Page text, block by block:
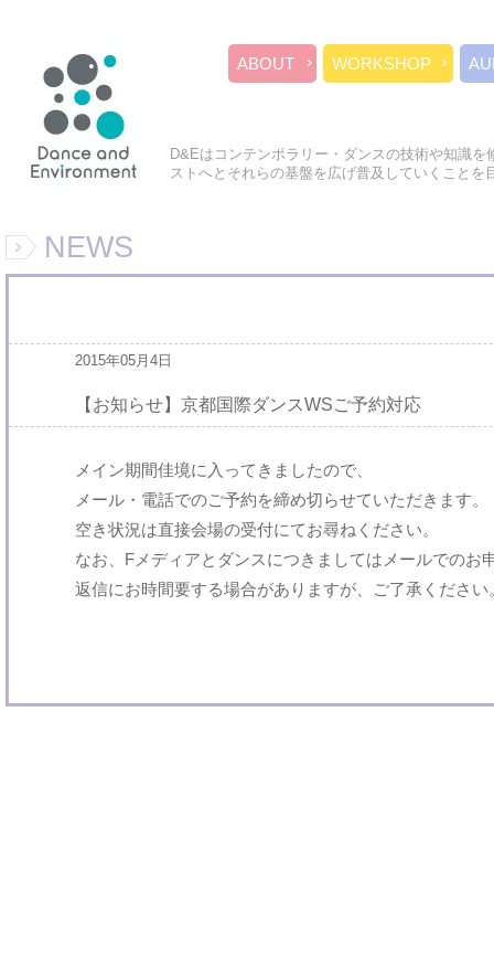
ABOUT WORKSHOP
D&Eはコンテンポラリー・ダンスの技術や知識
ストへとそれらの基盤を広げ普及していくことを
NEWS
2015年05月4日
【お知らせ】京都国際ダンスWSご予約対応
メイン期間佳境に入ってきましたので、
メール・電話でのご予約を締め切らせていただきます。
空き状況は直接会場の受付にてお尋ねください。
なお、Fメディアとダンスにつきましてはメールでのお
返信にお時間要する場合がありますが、ご了承ください